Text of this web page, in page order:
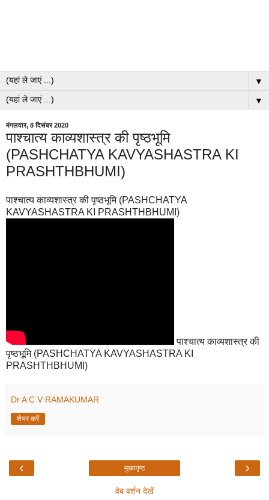
▼
▼
मंगलवार, 8 दिसंबर 2020
पाश्चात्य काव्यशास्त्र की पृष्ठभूमि
(PASHCHATYA KAVYASHASTRA KI
PRASHTHBHUMI)
पाश्चात्य काव्यशास्त्र की पृष्ठभूमि (PASHCHATYA
KAVYASHASTRA KI PRASHTHBHUMI)
पाश्चात्य काव्यशास्त्र की
पृष्ठभूमि (PASHCHATYA KAVYASHASTRA KI
PRASHTHBHUMI)
Dr A C V RAMAKUMAR
शेयर करें
‹ ›
मुख्यपृष्ठ
वेब वर्शन देखें